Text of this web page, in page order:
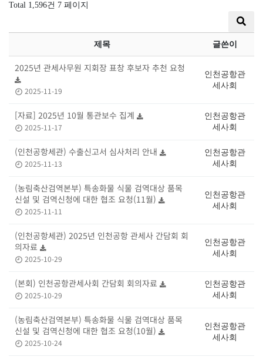
Total 1,596건 7 페이지
제목 글쓴이
2025년 관세사무원 지회장 표창 후보자 추천 요청
2025-11-19
인천공항관
세사회
[자료] 2025년 10월 통관보수 집계
2025-11-17
인천공항관
세사회
(인천공항세관) 수출신고서 심사처리 안내
2025-11-13
인천공항관
세사회
(농림축산검역본부) 특송화물 식물 검역대상 품목
신설 및 검역신청에 대한 협조 요청(11월)
2025-11-11
인천공항관
세사회
(인천공항세관) 2025년 인천공항 관세사 간담회 회
의자료
2025-10-29
인천공항관
세사회
(본회) 인천공항관세사회 간담회 회의자료
2025-10-29
인천공항관
세사회
(농림축산검역본부) 특송화물 식물 검역대상 품목
신설 및 검역신청에 대한 협조 요청(10월)
2025-10-24
인천공항관
세사회